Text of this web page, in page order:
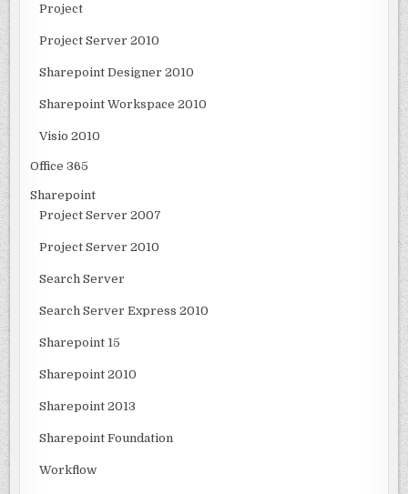
Project
Project Server 2010
Sharepoint Designer 2010
Sharepoint Workspace 2010
Visio 2010
Office 365
Sharepoint
Project Server 2007
Project Server 2010
Search Server
Search Server Express 2010
Sharepoint 15
Sharepoint 2010
Sharepoint 2013
Sharepoint Foundation
Workflow